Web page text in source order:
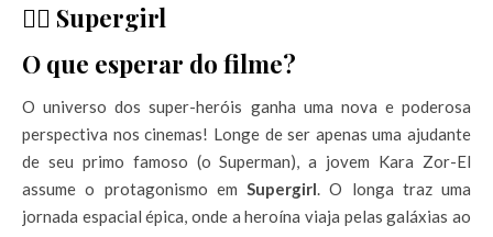
🦸‍♀️ Supergirl
O que esperar do filme?
O universo dos super-heróis ganha uma nova e poderosa
perspectiva nos cinemas! Longe de ser apenas uma ajudante
de seu primo famoso (o Superman), a jovem Kara Zor-El
assume o protagonismo em Supergirl. O longa traz uma
jornada espacial épica, onde a heroína viaja pelas galáxias ao